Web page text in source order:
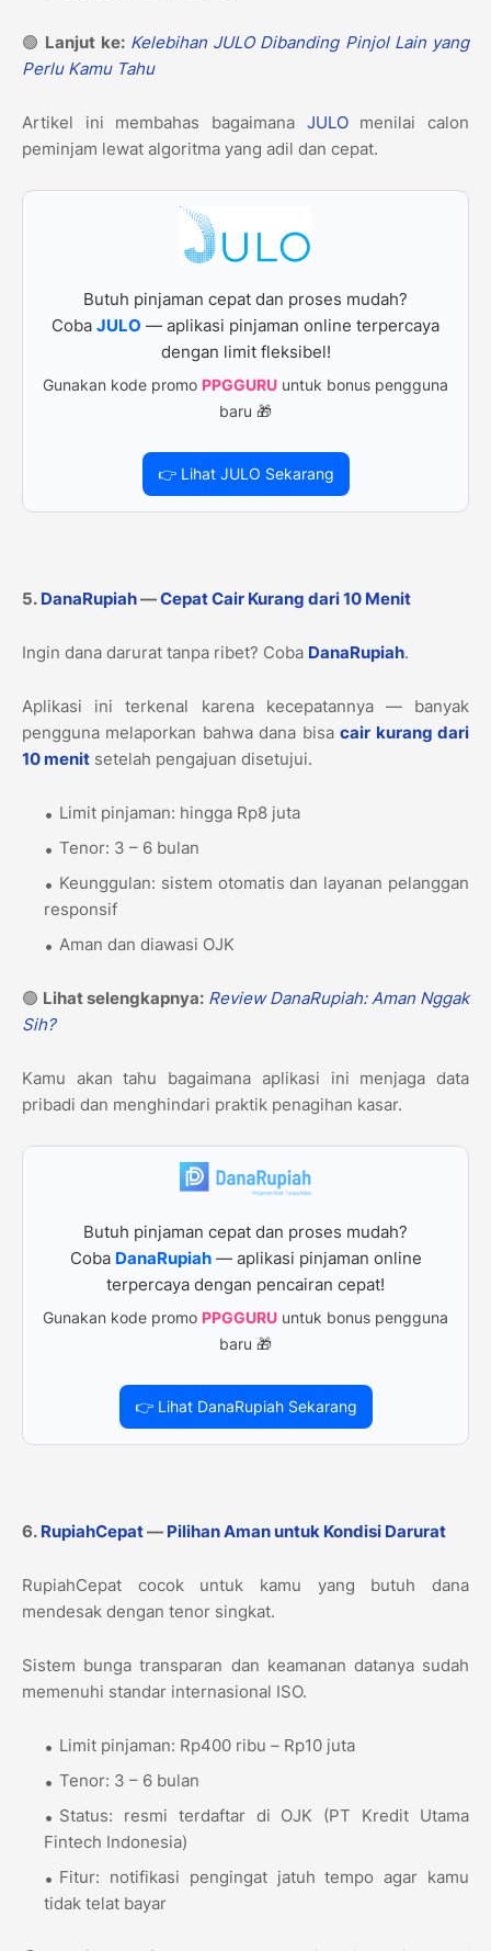
🟢 Lanjut ke: Kelebihan JULO Dibanding Pinjol Lain yang
Perlu Kamu Tahu
Artikel ini membahas bagaimana JULOmenilai calon
peminjam lewat algoritma yang adil dan cepat.
Butuh pinjaman cepat dan proses mudah?
Coba JULO — aplikasi pinjaman online terpercaya
dengan limit fleksibel!
Gunakan kode promo PPGGURU untuk bonus pengguna
baru 🎁
👉 Lihat JULO Sekarang
5. DanaRupiah—Cepat Cair Kurang dari 10 Menit
Ingin dana darurat tanpa ribet? Coba DanaRupiah.
Aplikasi ini terkenal karena kecepatannya — banyak
pengguna melaporkan bahwa dana bisacair kurang dari
10 menit setelah pengajuan disetujui.
Limit pinjaman: hingga Rp8 juta
Tenor: 3 – 6 bulan
Keunggulan: sistem otomatis dan layanan pelanggan
responsif
Aman dan diawasi OJK
🟢 Lihat selengkapnya: Review DanaRupiah: Aman Nggak
Sih?
Kamu akan tahu bagaimana aplikasi ini menjaga data
pribadi dan menghindari praktik penagihan kasar.
Butuh pinjaman cepat dan proses mudah?
Coba DanaRupiah— aplikasi pinjaman online
terpercaya dengan pencairan cepat!
Gunakan kode promo PPGGURU untuk bonus pengguna
baru 🎁
👉 Lihat DanaRupiah Sekarang
6. RupiahCepat— Pilihan Aman untuk Kondisi Darurat
RupiahCepat cocok untuk kamu yang butuh dana
mendesak dengan tenor singkat.
Sistem bunga transparan dan keamanan datanya sudah
memenuhi standar internasional ISO.
Limit pinjaman: Rp400 ribu – Rp10 juta
Tenor: 3 – 6 bulan
Status: resmi terdaftar di OJK (PT Kredit Utama
Fintech Indonesia)
Fitur: notifikasi pengingat jatuh tempo agar kamu
tidak telat bayar